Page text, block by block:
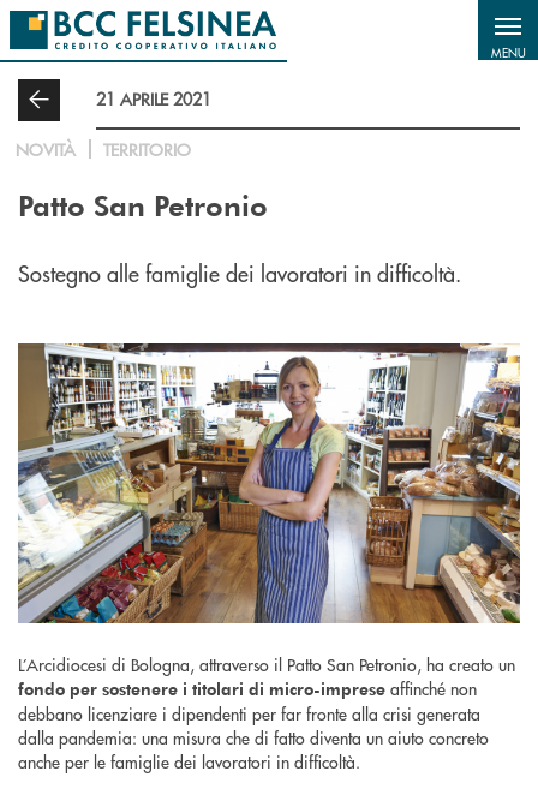
Salta al contenuto principale
MENU
21 APRILE 2021
NOVITÀ TERRITORIO
Patto San Petronio
Sostegno alle famiglie dei lavoratori in difficoltà.
L’Arcidiocesi di Bologna, attraverso il Patto San Petronio, ha creato un
fondo per sostenere i titolari di micro-imprese affinché non
debbano licenziare i dipendenti per far fronte alla crisi generata
dalla pandemia: una misura che di fatto diventa un aiuto concreto
anche per le famiglie dei lavoratori in difficoltà.